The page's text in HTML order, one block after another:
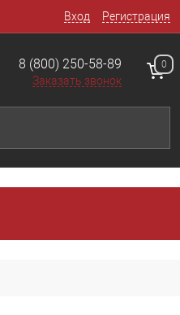
Вход Регистрация
8 (800) 250-58-89
Заказать звонок
0